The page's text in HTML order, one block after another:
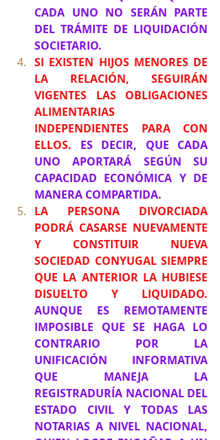
CADA UNO NO SERÁN PARTE
DEL TRÁMITE DE LIQUIDACIÓN
SOCIETARIO.
SI EXISTEN HIJOS MENORES DE
LA RELACIÓN, SEGUIRÁN
VIGENTES LAS OBLIGACIONES
ALIMENTARIAS
INDEPENDIENTES PARA CON
ELLOS. ES DECIR, QUE CADA
UNO APORTARÁ SEGÚN SU
CAPACIDAD ECONÓMICA Y DE
MANERA COMPARTIDA.
LA PERSONA DIVORCIADA
PODRÁ CASARSE NUEVAMENTE
Y CONSTITUIR NUEVA
SOCIEDAD CONYUGAL SIEMPRE
QUE LA ANTERIOR LA HUBIESE
AUNQUE ES REMOTAMENTE
IMPOSIBLE QUE SE HAGA LO
CONTRARIO POR LA
UNIFICACIÓN INFORMATIVA
QUE MANEJA LA
REGISTRADURÍA NACIONAL DEL
ESTADO CIVIL Y TODAS LAS
NOTARIAS A NIVEL NACIONAL,